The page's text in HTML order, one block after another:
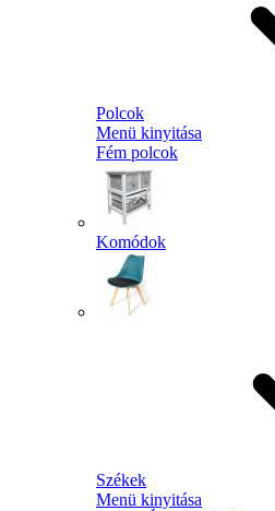
Polcok
Menü kinyitása
Fém polcok
Komódok
Székek
Menü kinyitása